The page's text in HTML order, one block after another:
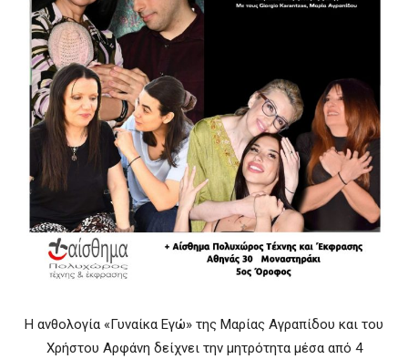
Η ανθολογία «Γυναίκα Εγώ» της Μαρίας Αγραπίδου και του
Χρήστου Αρφάνη δείχνει την μητρότητα μέσα από 4